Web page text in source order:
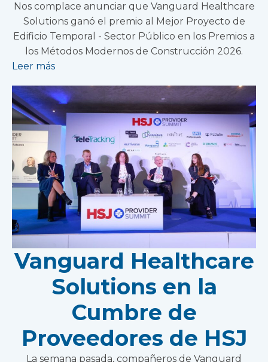
Nos complace anunciar que Vanguard Healthcare
Solutions ganó el premio al Mejor Proyecto de
Edificio Temporal - Sector Público en los Premios a
los Métodos Modernos de Construcción 2026.
Leer más
Vanguard Healthcare
Solutions en la
Cumbre de
Proveedores de HSJ
La semana pasada, compañeros de Vanguard